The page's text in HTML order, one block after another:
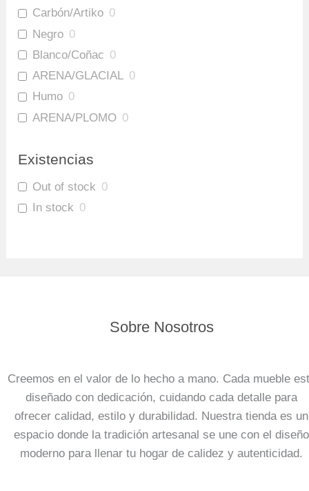
Carbón/Artiko 0
Negro 0
Blanco/Coñac 0
ARENA/GLACIAL 0
Humo 0
ARENA/PLOMO 0
Existencias
Out of stock 0
In stock 0
Sobre Nosotros
Creemos en el valor de lo hecho a mano. Cada mueble
diseñado con dedicación, cuidando cada detalle para
ofrecer calidad, estilo y durabilidad. Nuestra tienda es un
espacio donde la tradición artesanal se une con el diseño
moderno para llenar tu hogar de calidez y autenticidad.